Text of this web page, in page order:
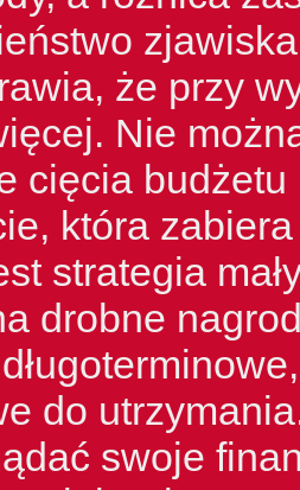
że przy
Nie
cięcia
która
strategia
drobne
do
swoje